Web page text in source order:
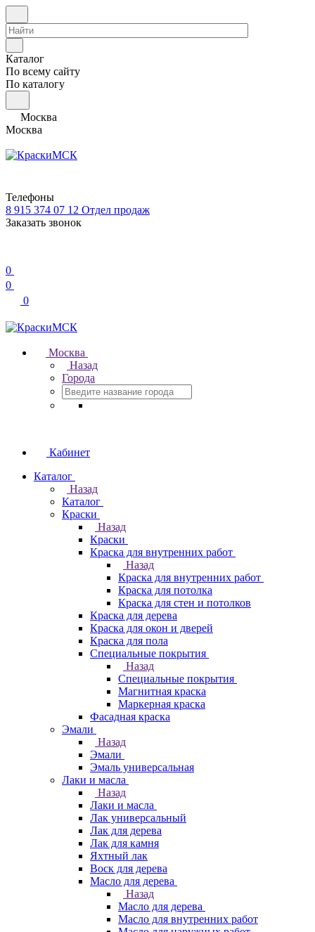
Каталог
По всему сайту
По каталогу
Москва
Москва
Телефоны
8 915 374 07 12 Отдел продаж
Заказать звонок
0
0
0
Москва
Назад
Города
Кабинет
Каталог
Назад
Каталог
Краски
Назад
Краски
Краска для внутренних работ
Назад
Краска для внутренних работ
Краска для потолка
Краска для стен и потолков
Краска для дерева
Краска для окон и дверей
Краска для пола
Специальные покрытия
Назад
Специальные покрытия
Магнитная краска
Маркерная краска
Фасадная краска
Эмали
Назад
Эмали
Эмаль универсальная
Лаки и масла
Назад
Лаки и масла
Лак универсальный
Лак для дерева
Лак для камня
Яхтный лак
Воск для дерева
Масло для дерева
Назад
Масло для дерева
Масло для внутренних работ